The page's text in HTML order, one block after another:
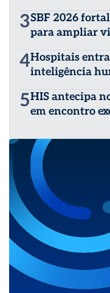
3SBF 2026
para ampliar
4Hospitais
inteligência
5HIS antecipa
em encontro